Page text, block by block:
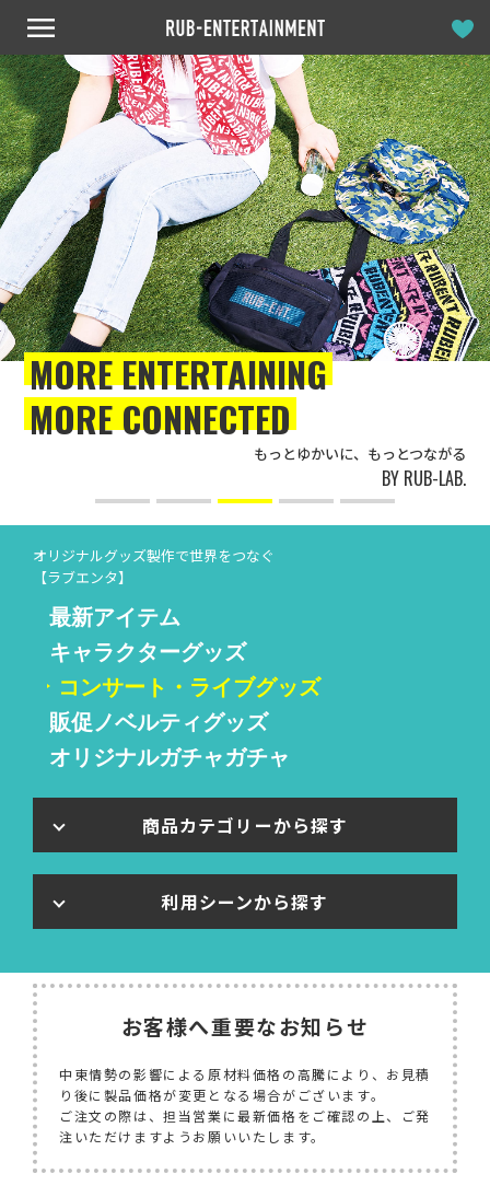
MORE ENTERTAINING
MORE CONNECTED
もっとゆかいに、もっとつながる
BY RUB-LAB.
オリジナルグッズ製作で世界をつなぐ
【ラブエンタ】
最新アイテム
キャラクターグッズ
コンサート・ライブグッズ
販促ノベルティグッズ
オリジナルガチャガチャ
商品カテゴリーから探す
利用シーンから探す
お客様へ重要なお知らせ
中東情勢の影響による原材料価格の高騰により、お見積
り後に製品価格が変更となる場合がございます。
ご注文の際は、担当営業に最新価格をご確認の上、ご発
注いただけますようお願いいたします。